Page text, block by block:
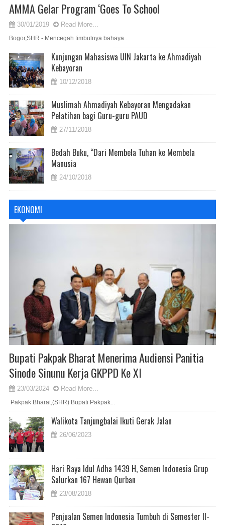
AMMA Gelar Program ‘Goes To School
30/01/2019 Read More...
Bogor,SHR - Mencegah timbulnya bahaya...
Kunjungan Mahasiswa UIN Jakarta ke Ahmadiyah
Kebayoran
10/12/2018
Muslimah Ahmadiyah Kebayoran Mengadakan
Pelatihan bagi Guru-guru PAUD
27/11/2018
Bedah Buku, “Dari Membela Tuhan ke Membela
Manusia
24/10/2018
EKONOMI
Bupati Pakpak Bharat Menerima Audiensi Panitia
Sinode Sinunu Kerja GKPPD Ke XI
23/03/2024 Read More...
Pakpak Bharat,(SHR) Bupati Pakpak...
Walikota Tanjungbalai Ikuti Gerak Jalan
26/06/2023
Hari Raya Idul Adha 1439 H, Semen Indonesia Grup
Salurkan 167 Hewan Qurban
23/08/2018
Penjualan Semen Indonesia Tumbuh di Semester II-